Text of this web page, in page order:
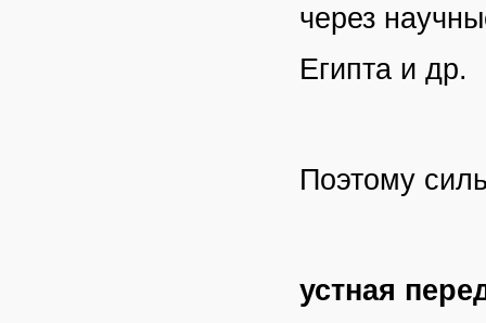
через
Египта и др.
Поэтому
устная